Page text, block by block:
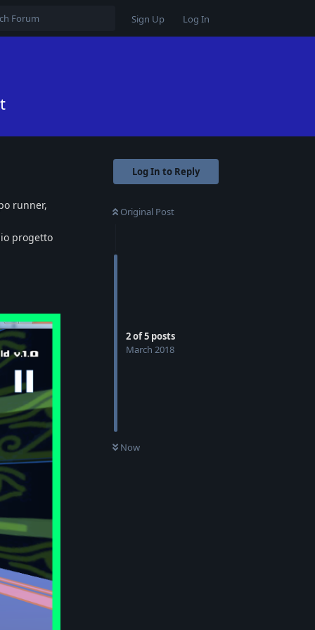
Sign Up Log In
Log In to Reply
Original Post
2of5 posts
March 2018
Now
runner,
progetto